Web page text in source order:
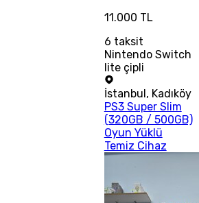
11.000 TL
6 taksit
Nintendo Switch
lite çipli
İstanbul , Kadıköy
PS3 Super Slim
(320GB / 500GB)
Oyun Yüklü
Temiz Cihaz